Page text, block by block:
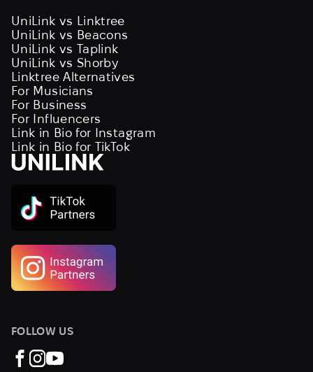
UniLink vs Linktree
UniLink vs Beacons
UniLink vs Taplink
UniLink vs Shorby
Linktree Alternatives
For Musicians
For Business
For Influencers
Link in Bio for Instagram
Link in Bio for TikTok
FOLLOW US